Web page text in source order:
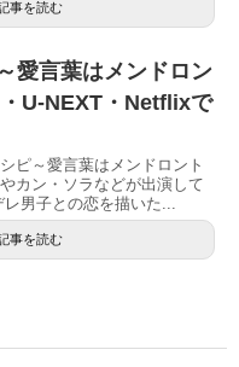
事を読む
愛言葉はメンドロン
U-NEXT・Netflixで
ピ～愛言葉はメンドロント
カン・ソラなどが出演して
男子との恋を描いた...
事を読む